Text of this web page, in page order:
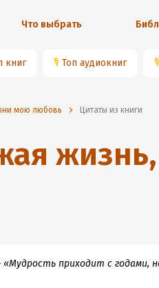
Что выбрать
книг 🎙 Топ аудиокниг 🎙
мою любовь Цитаты из книги
приходит с годами,